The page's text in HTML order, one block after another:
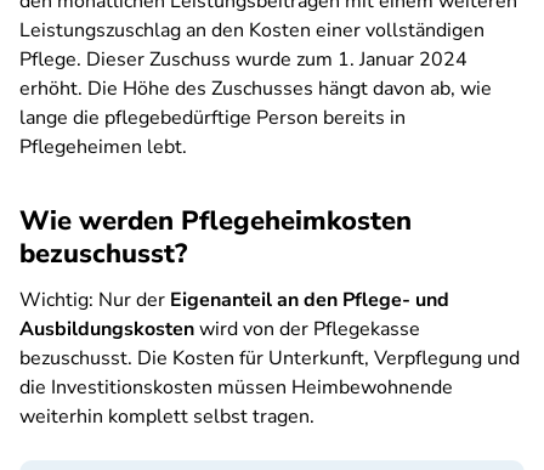
Leistungszuschlag an den Kosten einer vollständigen
Pflege. Dieser Zuschuss wurde zum 1. Januar 2024
erhöht. Die Höhe des Zuschusses hängt davon ab, wie
lange die pflegebedürftige Person bereits in
Pflegeheimen lebt.
Wie werden Pflegeheimkosten
bezuschusst?
Wichtig: Nur der Eigenanteil an den Pflege- und
Ausbildungskostenwird von der Pflegekasse
bezuschusst. Die Kosten für Unterkunft, Verpflegung und
die Investitionskosten müssen Heimbewohnende
weiterhin komplett selbst tragen.